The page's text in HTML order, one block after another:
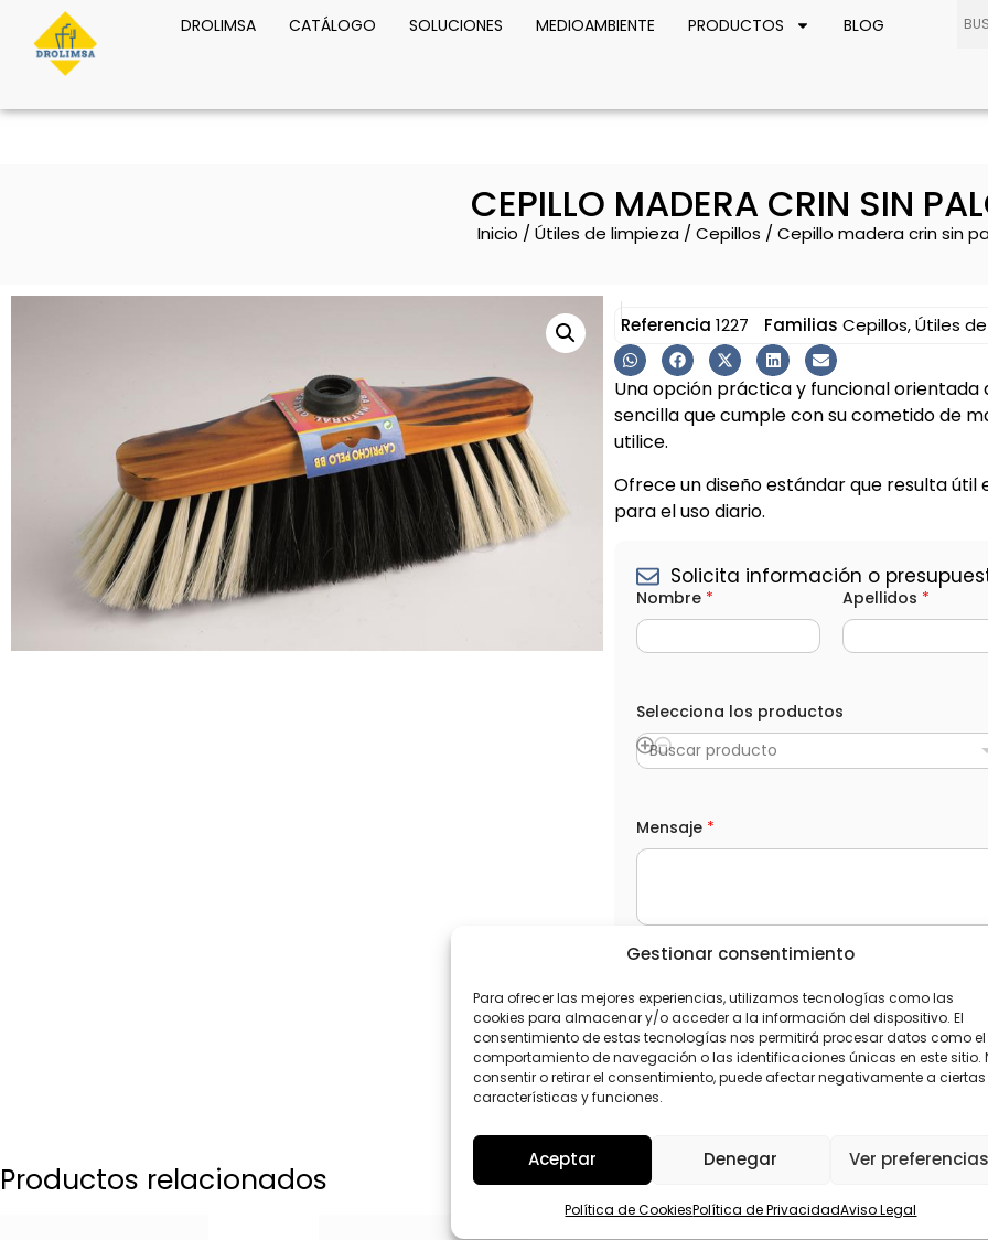
Gestionar consentimiento
Para ofrecer las mejores experiencias, utilizamos tecnologías como las
cookies para almacenar y/o acceder a la información del dispositivo. El
consentimiento de estas tecnologías nos permitirá procesar datos como el
comportamiento de navegación o las identificaciones únicas en este sitio.
consentir o retirar el consentimiento, puede afectar negativamente a ciertas
características y funciones.
Aceptar Denegar Ver
Política de CookiesPolítica de PrivacidadAviso Legal
DROLIMSA CATÁLOGO SOLUCIONES MEDIOAMBIENTE PRODUCTOS BLOG
CEPILLO MADERA CRIN SIN
Inicio / Útiles de limpieza / Cepillos / Cepillo madera crin sin
Referencia 1227 Familias Cepillos,Útiles
Una opción práctica y funcional
sencilla que cumple con su cometido de
utilice.
Ofrece un diseño estándar que resulta útil
para el uso diario.
Solicita información o
p
r
o
u
o
s
e
l
t
r
ó
c
*
p
e
l
l
i
d
o
Nombre * Apellidos *
Selecciona los productos
Buscar producto
Mensaje *
L
P
D
*
Enviar
Productos relacionados